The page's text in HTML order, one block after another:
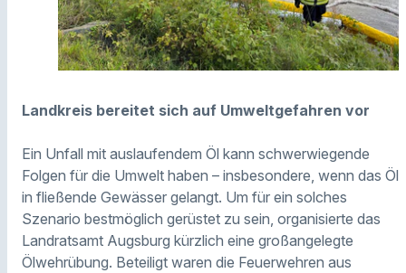
Landkreis bereitet sich auf Umweltgefahren vor
Ein Unfall mit auslaufendem Öl kann schwerwiegende
Folgen für die Umwelt haben – insbesondere, wenn das Öl
in fließende Gewässer gelangt. Um für ein solches
Szenario bestmöglich gerüstet zu sein, organisierte das
Landratsamt Augsburg kürzlich eine großangelegte
Ölwehrübung. Beteiligt waren die Feuerwehren aus